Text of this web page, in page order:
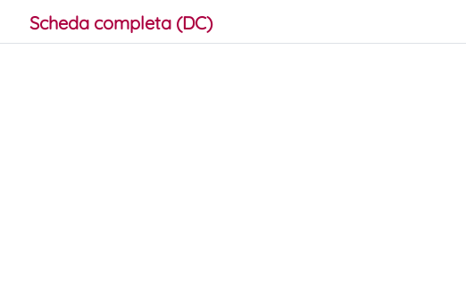
Scheda completa (DC)